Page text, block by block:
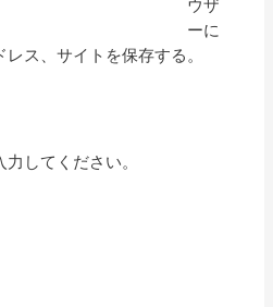
ウザ
ーに
ス、サイトを保存する。
してください。